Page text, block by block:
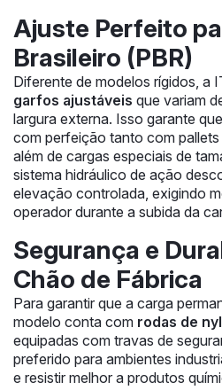
Ajuste Perfeito
Brasileiro (PBR)
Diferente de modelos rígidos, a
garfos ajustáveis que variam
largura externa. Isso garante
com perfeição tanto com pallets
além de cargas especiais de
sistema hidráulico de ação
elevação controlada, exigindo
operador durante a subida da
Segurança e
Chão de Fábrica
Para garantir que a carga
modelo conta com rodas de
equipadas com travas de
preferido para ambientes
e resistir melhor a produtos